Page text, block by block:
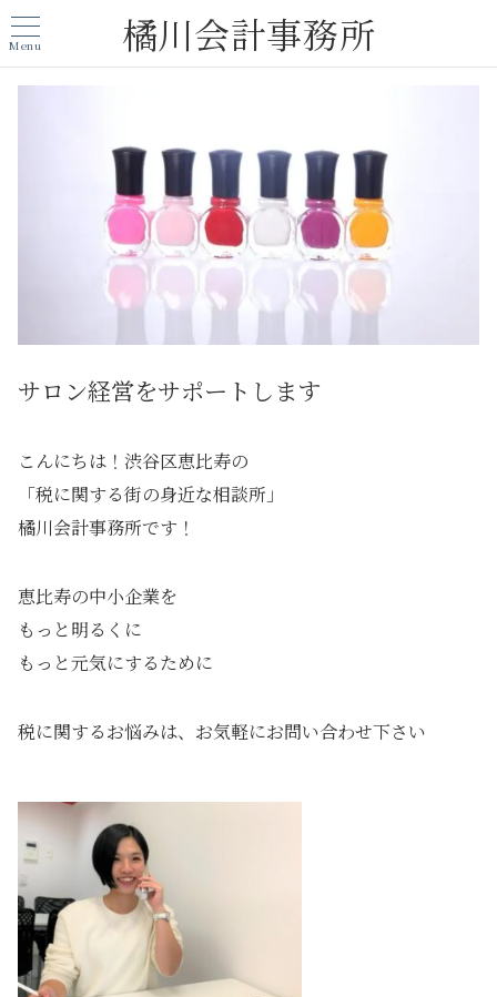
Menu 橘川会計事務所
サロン経営をサポートします
こんにちは！渋谷区恵比寿の
「税に関する街の身近な相談所」
橘川会計事務所です！
恵比寿の中小企業を
もっと明るくに
もっと元気にするために
税に関するお悩みは、お気軽にお問い合わせ下さい